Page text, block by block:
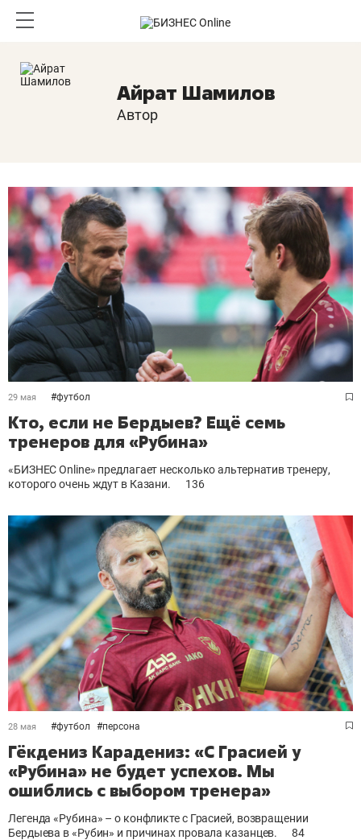
Айрат Шамилов
Автор
29 мая #футбол
Кто, если не Бердыев? Ещё семь
тренеров для «Рубина»
«БИЗНЕС Online» предлагает несколько альтернатив тренеру,
которого очень ждут в Казани.
136
28 мая #футбол #персона
Гёкдениз Карадениз: «С Грасией у
«Рубина» не будет успехов. Мы
ошиблись с выбором тренера»
Легенда «Рубина» – о конфликте с Грасией, возвращении
Бердыева в «Рубин» и причинах провала казанцев.
84